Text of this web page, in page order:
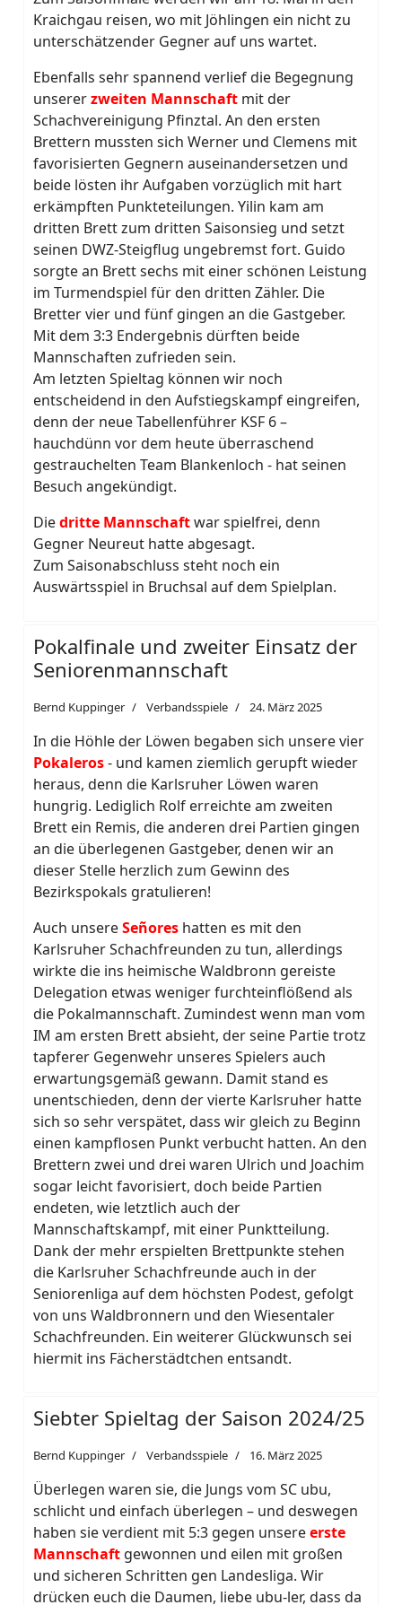
Kraichgau reisen, wo mit Jöhlingen ein nicht zu
unterschätzender Gegner auf uns wartet.
Ebenfalls sehr spannend verlief die Begegnung
unsererzweiten Mannschaft mit der
Schachvereinigung Pfinztal. An den ersten
Brettern mussten sich Werner und Clemens mit
favorisierten Gegnern auseinandersetzen und
beide lösten ihr Aufgaben vorzüglich mit hart
erkämpften Punkteteilungen. Yilin kam am
dritten Brett zum dritten Saisonsieg und setzt
seinen DWZ-Steigflug ungebremst fort. Guido
sorgte an Brett sechs mit einer schönen Leistung
im Turmendspiel für den dritten Zähler. Die
Bretter vier und fünf gingen an die Gastgeber.
Mit dem 3:3 Endergebnis dürften beide
Mannschaften zufrieden sein.
Am letzten Spieltag können wir noch
entscheidend in den Aufstiegskampf eingreifen,
denn der neue Tabellenführer KSF 6 –
hauchdünn vor dem heute überraschend
gestrauchelten Team Blankenloch - hat seinen
Besuch angekündigt.
Diedritte Mannschaftwar spielfrei, denn
Gegner Neureut hatte abgesagt.
Zum Saisonabschluss steht noch ein
Auswärtsspiel in Bruchsal auf dem Spielplan.
Pokalfinale und zweiter Einsatz der
Seniorenmannschaft
Bernd Kuppinger Verbandsspiele 24. März 2025
In die Höhle der Löwen begaben sich unsere vier
Pokaleros- und kamen ziemlich gerupft wieder
heraus, denn die Karlsruher Löwen waren
hungrig. Lediglich Rolf erreichte am zweiten
Brett ein Remis, die anderen drei Partien gingen
an die überlegenen Gastgeber, denen wir an
dieser Stelle herzlich zum Gewinn des
Bezirkspokals gratulieren!
Auch unsereSeñores hatten es mit den
Karlsruher Schachfreunden zu tun, allerdings
wirkte die ins heimische Waldbronn gereiste
Delegation etwas weniger furchteinflößend als
die Pokalmannschaft. Zumindest wenn man vom
IM am ersten Brett absieht, der seine Partie trotz
tapferer Gegenwehr unseres Spielers auch
erwartungsgemäß gewann. Damit stand es
unentschieden, denn der vierte Karlsruher hatte
sich so sehr verspätet, dass wir gleich zu Beginn
einen kampflosen Punkt verbucht hatten. An den
Brettern zwei und drei waren Ulrich und Joachim
sogar leicht favorisiert, doch beide Partien
endeten, wie letztlich auch der
Mannschaftskampf, mit einer Punktteilung.
Dank der mehr erspielten Brettpunkte stehen
die Karlsruher Schachfreunde auch in der
Seniorenliga auf dem höchsten Podest, gefolgt
von uns Waldbronnern und den Wiesentaler
Schachfreunden. Ein weiterer Glückwunsch sei
hiermit ins Fächerstädtchen entsandt.
Siebter Spieltag der Saison 2024/25
Bernd Kuppinger Verbandsspiele 16. März 2025
Überlegen waren sie, die Jungs vom SC ubu,
schlicht und einfach überlegen – und deswegen
haben sie verdient mit 5:3 gegen unsereerste
Mannschaft gewonnen und eilen mit großen
und sicheren Schritten gen Landesliga. Wir
drücken euch die Daumen, liebe ubu-ler, dass da